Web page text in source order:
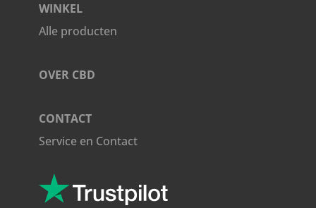
WINKEL
Alle producten
OVER CBD
CONTACT
Service en Contact